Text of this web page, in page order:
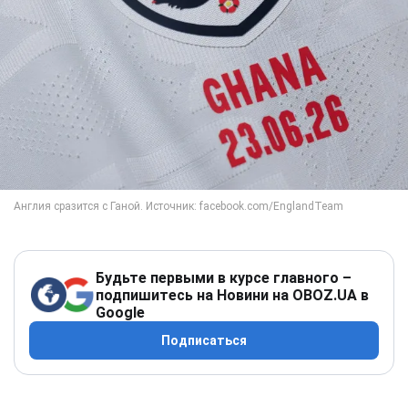
Будьте первыми в курсе главного –
подпишитесь на Новини на OBOZ.UA в
Google
Подписаться